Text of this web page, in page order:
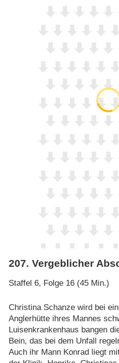
207. Vergeblicher
Staffel 6, Folge 16 (45 Min.)
Christina Schanze wird bei
Anglerhütte ihres Mannes
Luisenkrankenhaus bangen
Bein, das bei dem Unfall
Auch ihr Mann Konrad liegt